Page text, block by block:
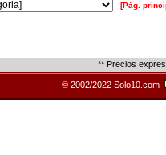
[Pág.
** Precios
© 2002/2022 Solo10.com